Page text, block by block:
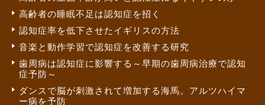
高齢者の睡眠不足は認知症を招く
認知症率を低下させたイギリスの方法
音楽と動作学習で認知症を改善する研究
歯周病は認知症に影響する～早期の歯周病治療で認知
症予防～
ダンスで脳が刺激されて増加する海馬。アルツハイマ
ー病を予防